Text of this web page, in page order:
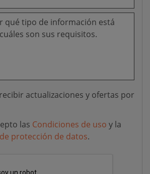
actualizaciones y ofertas por
las Condiciones de uso y la
protección de datos.